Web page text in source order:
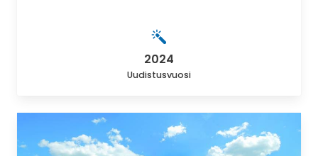
2024
Uudistusvuosi